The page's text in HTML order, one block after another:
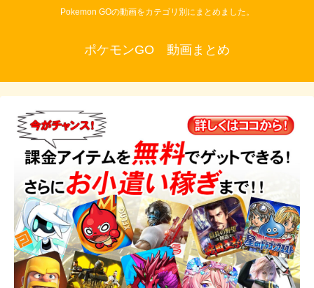
Pokemon GOの動画をカテゴリ別にまとめました。
ポケモンGO 動画まとめ